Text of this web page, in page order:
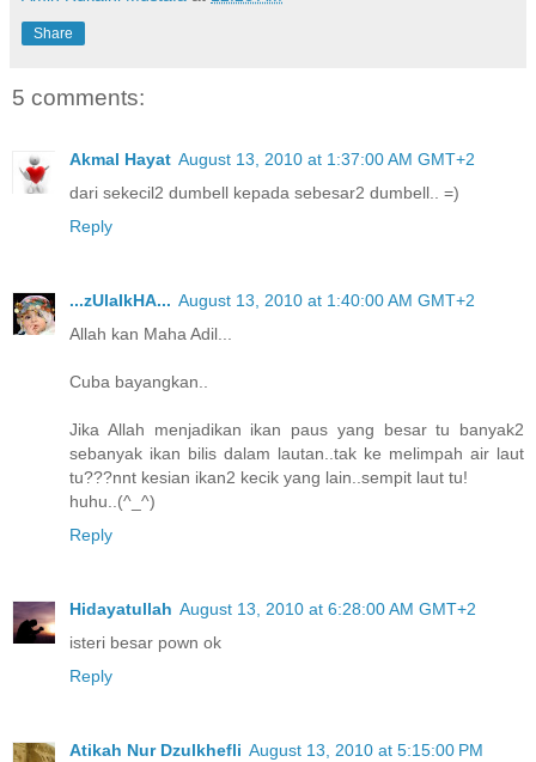
Share
5 comments:
Akmal Hayat August 13, 2010 at 1:37:00 AM GMT+2
dari sekecil2 dumbell kepada sebesar2 dumbell.. =)
Reply
...zUlaIkHA... August 13, 2010 at 1:40:00 AM GMT+2
Allah kan Maha Adil...
Cuba bayangkan..
Jika Allah menjadikan ikan paus yang besar tu banyak2
sebanyak ikan bilis dalam lautan..tak ke melimpah air laut
tu???nnt kesian ikan2 kecik yang lain..sempit laut tu!
huhu..(^_^)
Reply
Hidayatullah August 13, 2010 at 6:28:00 AM GMT+2
isteri besar pown ok
Reply
Atikah Nur Dzulkhefli August 13, 2010 at 5:15:00 PM